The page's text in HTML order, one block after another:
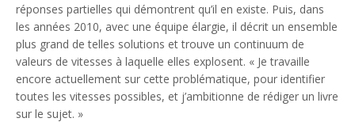
réponses partielles qui démontrent qu’il en existe. Puis, dans
les années 2010, avec une équipe élargie, il décrit un ensemble
plus grand de telles solutions et trouve un continuum de
valeurs de vitesses à laquelle elles explosent. « Je travaille
encore actuellement sur cette problématique, pour identifier
toutes les vitesses possibles, et j’ambitionne de rédiger un livre
sur le sujet. »